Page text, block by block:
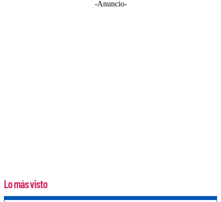
-Anuncio-
Lo más visto